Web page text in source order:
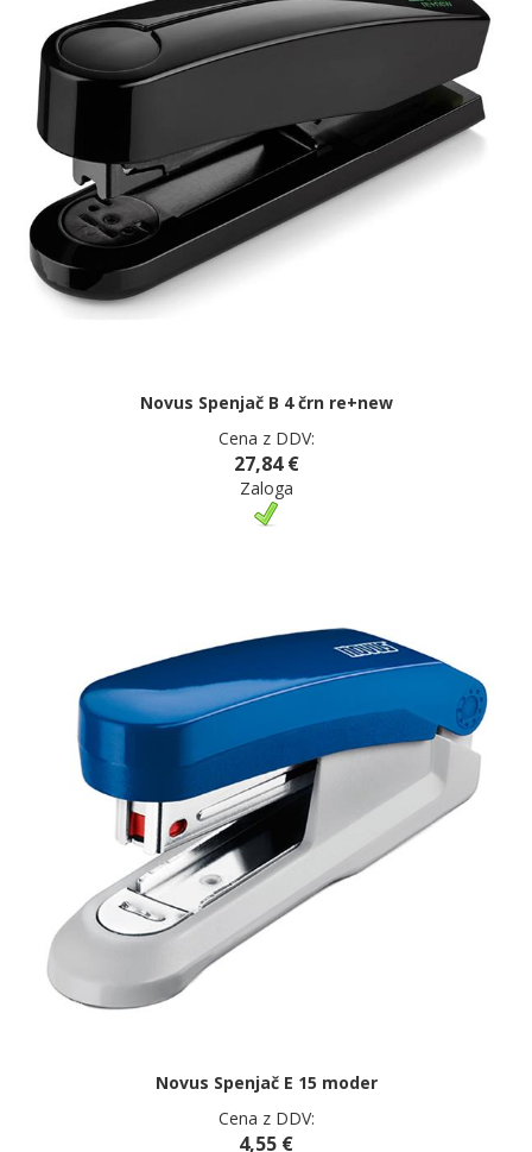
Novus Spenjač B 4 črn re+new
Cena z DDV:
27,84 €
Zaloga
Novus Spenjač E 15 moder
Cena z DDV:
4,55 €